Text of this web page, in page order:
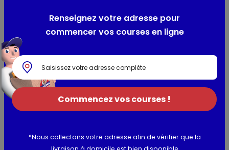
Nez expressif et généreux, sur des arômes de groseille
à maquereaux, buis et agrumes.
Bouche :
notes de citron et de raisin.
Sucrosité :Sec
Degré d’alcool :
Les conseils du caviste
Renseignez votre adresse pour
commencer vos courses en ligne
Commencez vos courses !
*Nous collectons votre adresse afin de vérifier que la